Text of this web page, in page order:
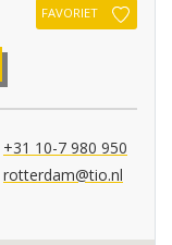
FAVORIET
+31 10-7 980 950
rotterdam@tio.nl